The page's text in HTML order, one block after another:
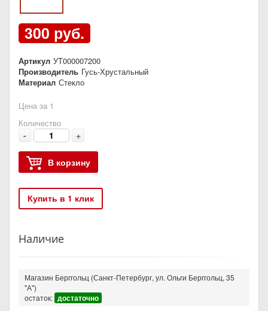
300 руб.
Артикул УТ000007200
Производитель Гусь-Хрустальный
Материал Стекло
Цена за 1
Количество
- +
В корзину
Купить в 1 клик
Наличие
Магазин Берггольц (Санкт-Петербург, ул. Ольги Берггольц, 35
"А")
остаток: достаточно